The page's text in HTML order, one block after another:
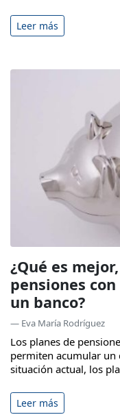
Leer más
¿Qué es
pensiones
un banco?
— Eva María Rodríguez
Los planes de
permiten acumular un
situación actual, los
Leer más